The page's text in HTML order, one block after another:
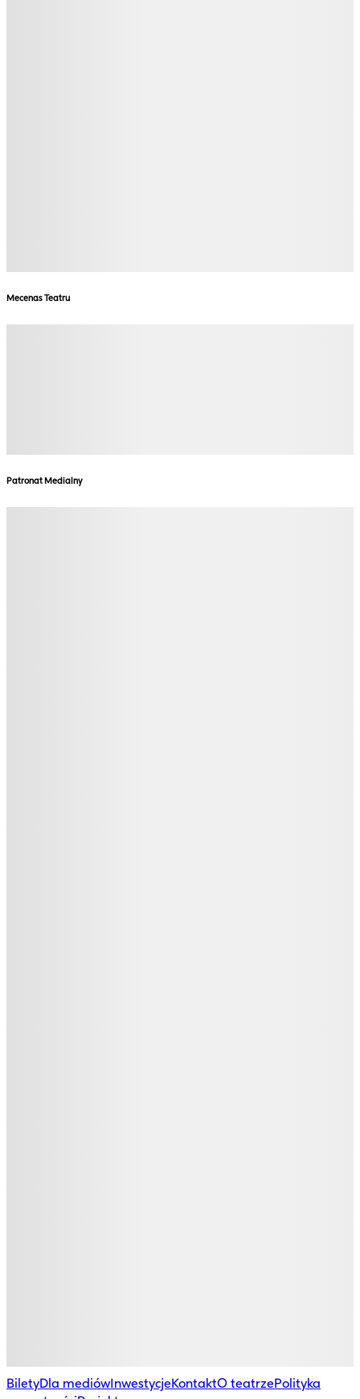
Mecenas Teatru
Patronat Medialny
BiletyDla mediówInwestycjeKontaktO teatrzePolityka